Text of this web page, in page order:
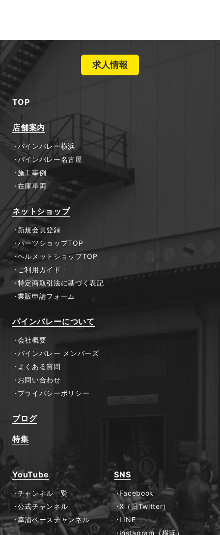
求人情報
TOP
店舗案内
パインバレー横浜
パインバレー名古屋
施工事例
在庫車両
ネットショップ
新規会員登録
パーツショップTOP
ヘルメットショップTOP
ご利用ガイド
特定商取引法に基づく表記
業販申請フォーム
パインバレーについて
会社概要
パインバレー メンバーズ
よくある質問
お問い合わせ
プライバシーポリシー
ブログ
特集
YouTube
チャンネル一覧
公式チャンネル
幸浦ベースチャンネル
SNS
Facebook
X（旧Twitter）
LINE
Instagram（横浜）